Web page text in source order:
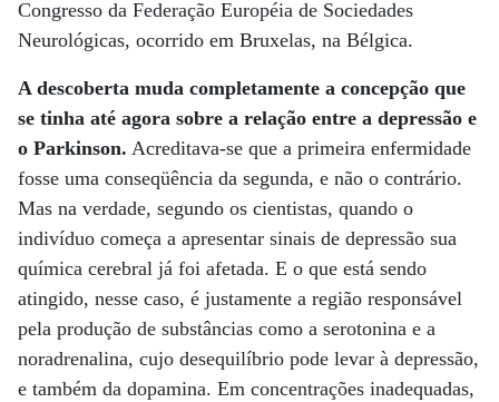
Congresso da Federação Européia de Sociedades
Neurológicas, ocorrido em Bruxelas, na Bélgica.
A descoberta muda completamente a concepção que
se tinha até agora sobre a relação entre a depressão e
o Parkinson. Acreditava-se que a primeira enfermidade
fosse uma conseqüência da segunda, e não o contrário.
Mas na verdade, segundo os cientistas, quando o
indivíduo começa a apresentar sinais de depressão sua
química cerebral já foi afetada. E o que está sendo
atingido, nesse caso, é justamente a região responsável
pela produção de substâncias como a serotonina e a
noradrenalina, cujo desequilíbrio pode levar à depressão,
e também da dopamina. Em concentrações inadequadas,